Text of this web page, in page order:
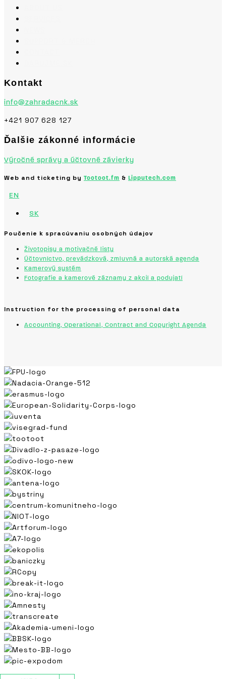
Kontakt
info@zahradacnk.sk
+421 907 628 127
Ďalšie zákonné informácie
Výročné správy a účtovné závierky
Web and ticketing by Tootoot.fm & Lipputech.com
EN
SK
Poučenie k spracúvaniu osobných údajov
Životopisy a motivačné listy
Účtovníctvo, prevádzková, zmluvná a autorská agenda
Kamerový systém
Fotografie a kamerové záznamy z akcií a podujatí
Instruction for the processing of personal data
Accounting, Operational, Contract and Copyright Agenda